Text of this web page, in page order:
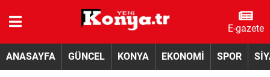
E-gazete
ANASAYFA GÜNCEL KONYA EKONOMİ SPOR